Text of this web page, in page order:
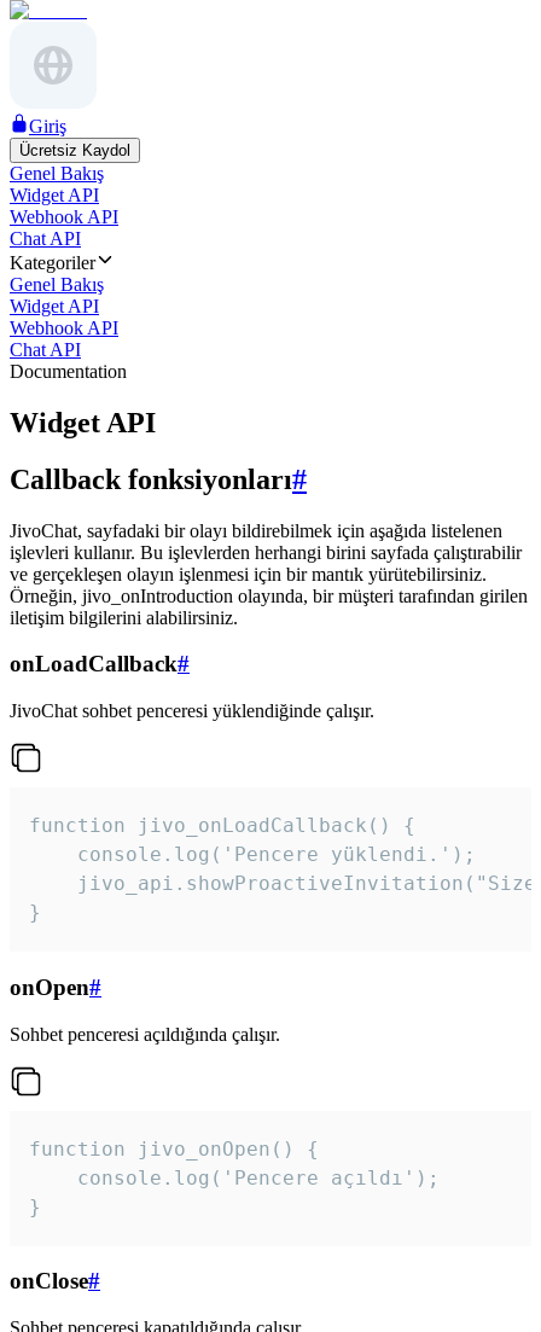
Giriş
Ücretsiz Kaydol
Genel Bakış
Widget API
Webhook API
Chat API
Kategoriler
Genel Bakış
Widget API
Webhook API
Chat API
Documentation
Widget API
Callback fonksiyonları#
JivoChat, sayfadaki bir olayı bildirebilmek için aşağıda listelenen
işlevleri kullanır. Bu işlevlerden herhangi birini sayfada çalıştırabilir
ve gerçekleşen olayın işlenmesi için bir mantık yürütebilirsiniz.
Örneğin, jivo_onIntroduction olayında, bir müşteri tarafından girilen
iletişim bilgilerini alabilirsiniz.
onLoadCallback#
JivoChat sohbet penceresi yüklendiğinde çalışır.
function jivo_onLoadCallback() {
    console.log('Pencere yüklendi.');
}
onOpen#
Sohbet penceresi açıldığında çalışır.
function jivo_onOpen() {
    console.log('Pencere açıldı');
}
onClose#
Sohbet penceresi kapatıldığında çalışır.